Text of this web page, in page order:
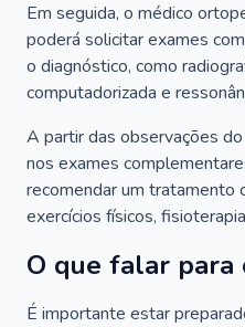
Em seguida, o médico
poderá solicitar exames
o diagnóstico, como
computadorizada e
A partir das observações
nos exames
recomendar um tratamento
exercícios físicos,
O que falar para
É importante estar